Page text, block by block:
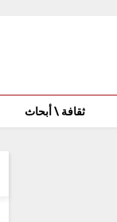
ثقافة \ أبحاث